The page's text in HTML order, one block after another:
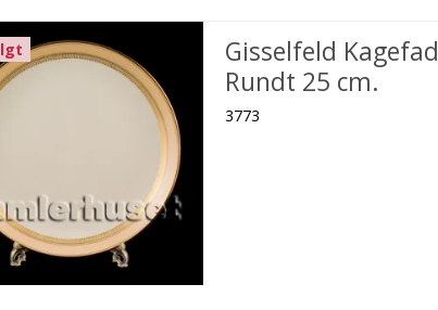
Gisselfeld Kagefad
Rundt 25 cm.
3773